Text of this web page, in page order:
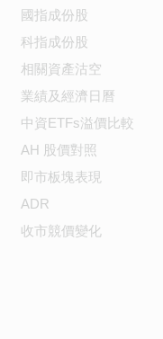
國指成份股
科指成份股
相關資產沽空
業績及經濟日曆
中資ETFs溢價比較
AH 股價對照
即市板塊表現
ADR
收市競價變化